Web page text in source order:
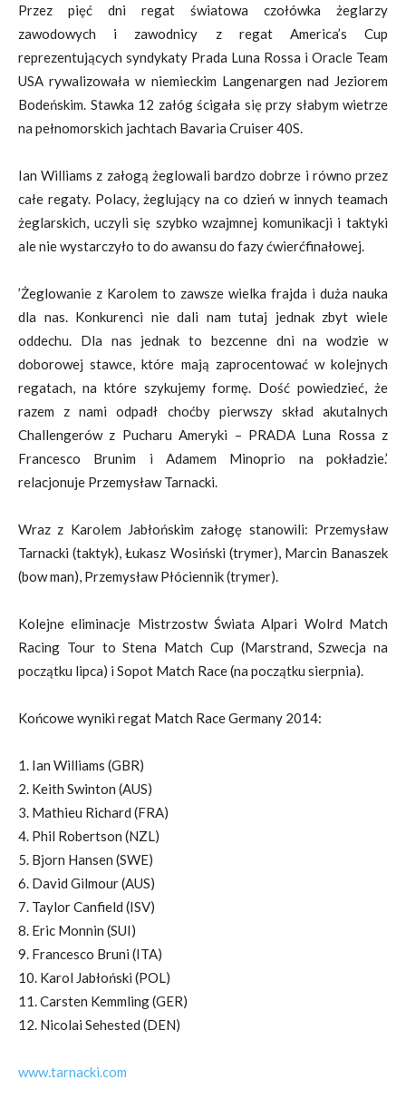
Przez pięć dni regat światowa czołówka żeglarzy
zawodowych i zawodnicy z regat America’s Cup
reprezentujących syndykaty Prada Luna Rossa i Oracle Team
USA rywalizowała w niemieckim Langenargen nad Jeziorem
Bodeńskim. Stawka 12 załóg ścigała się przy słabym wietrze
na pełnomorskich jachtach Bavaria Cruiser 40S.
Ian Williams z załogą żeglowali bardzo dobrze i równo przez
całe regaty. Polacy, żeglujący na co dzień w innych teamach
żeglarskich, uczyli się szybko wzajmnej komunikacji i taktyki
ale nie wystarczyło to do awansu do fazy ćwierćfinałowej.
’Żeglowanie z Karolem to zawsze wielka frajda i duża nauka
dla nas. Konkurenci nie dali nam tutaj jednak zbyt wiele
oddechu. Dla nas jednak to bezcenne dni na wodzie w
doborowej stawce, które mają zaprocentować w kolejnych
regatach, na które szykujemy formę. Dość powiedzieć, że
razem z nami odpadł choćby pierwszy skład akutalnych
Challengerów z Pucharu Ameryki – PRADA Luna Rossa z
Francesco Brunim i Adamem Minoprio na pokładzie.’
relacjonuje Przemysław Tarnacki.
Wraz z Karolem Jabłońskim załogę stanowili: Przemysław
Tarnacki (taktyk), Łukasz Wosiński (trymer), Marcin Banaszek
(bow man), Przemysław Płóciennik (trymer).
Kolejne eliminacje Mistrzostw Świata Alpari Wolrd Match
Racing Tour to Stena Match Cup (Marstrand, Szwecja na
początku lipca) i Sopot Match Race (na początku sierpnia).
Końcowe wyniki regat Match Race Germany 2014:
1. Ian Williams (GBR)
2. Keith Swinton (AUS)
3. Mathieu Richard (FRA)
4. Phil Robertson (NZL)
5. Bjorn Hansen (SWE)
6. David Gilmour (AUS)
7. Taylor Canfield (ISV)
8. Eric Monnin (SUI)
9. Francesco Bruni (ITA)
10. Karol Jabłoński (POL)
11. Carsten Kemmling (GER)
12. Nicolai Sehested (DEN)
www.tarnacki.com